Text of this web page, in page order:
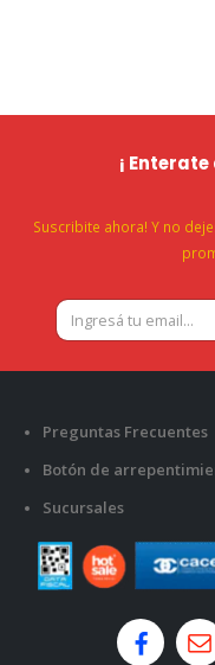
¡
Suscribite ahora! Y no
Preguntas Frecuentes
Botón de
Sucursales